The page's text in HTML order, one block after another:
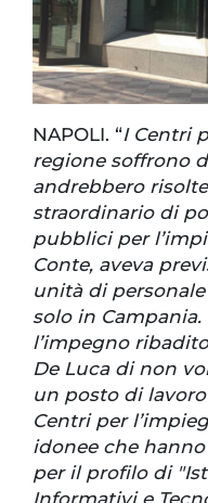
NAPOLI. “I Centri
regione soffrono
andrebbero
straordinario di
pubblici per
Conte, aveva
unità di
solo in
l’impegno
De Luca di non
un posto di
Centri per
idonee che
per il profilo di